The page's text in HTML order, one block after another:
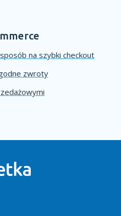
na szybki checkout
zwroty